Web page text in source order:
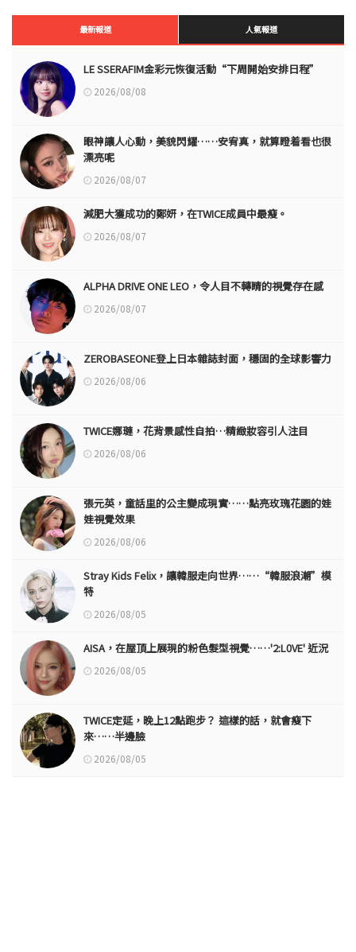
最新報道 人氣報道
LE SSERAFIM金彩元恢復活動“下周開始安排日程”
2026/08/08
眼神讓人心動，美貌閃耀……安宥真，就算瞪着看也很
漂亮呢
2026/08/07
減肥大獲成功的鄭妍，在TWICE成員中最瘦。
2026/08/07
ALPHA DRIVE ONE LEO，令人目不轉睛的視覺存在感
2026/08/07
ZEROBASEONE登上日本雜誌封面，穩固的全球影響力
2026/08/06
TWICE娜璉，花背景感性自拍…精緻妝容引人注目
2026/08/06
張元英，童話里的公主變成現實……點亮玫瑰花園的娃
娃視覺效果
2026/08/06
Stray Kids Felix，讓韓服走向世界……“韓服浪潮”模
特
2026/08/05
AISA，在屋頂上展現的粉色髮型視覺……'2:L0VE' 近況
2026/08/05
TWICE定延，晚上12點跑步？ 這樣的話，就會瘦下
來……半邊臉
2026/08/05